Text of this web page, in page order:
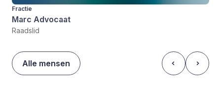
Fractie
Marc Advocaat
Raadslid
Alle mensen